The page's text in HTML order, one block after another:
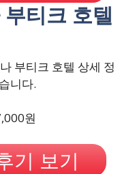
티크 호텔
부티크 호텔 상세 정
니다.
원
기 보기